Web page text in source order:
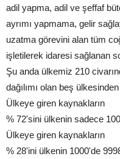
adil yapma, adil ve şeffaf
ayrımı yapmama, gelir
uzatma görevini alan tüm
işletilerek idaresi sağlanan
Şu anda ülkemiz 210
dağılımı olan beş
Ülkeye giren kaynakların
% 72'sini ülkenin sadece
Ülkeye giren kaynakların
% 28'ini ülkenin 1000'de